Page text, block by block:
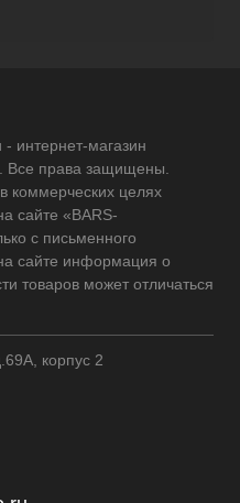
интернет-магазин
Все права защищены.
коммерческих целях
сайте «BARS-
с письменного
сайте информация о
товаров может отличаться
корпус 2